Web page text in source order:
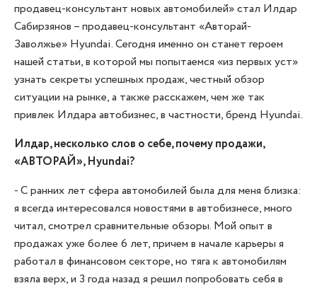
продавец-консультант новых автомобилей» стал Илдар
Сабирзянов – продавец-консультант «Авторай-
Заволжье» Hyundai. Сегодня именно он станет героем
нашей статьи, в которой мы попытаемся «из первых уст»
узнать секреты успешных продаж, честный обзор
ситуации на рынке, а также расскажем, чем же так
привлек Илдара автобизнес, в частности, бренд Hyundai.
Илдар, несколько слов о себе, почему продажи,
«АВТОРАЙ», Hyundai?
- С ранних лет сфера автомобилей была для меня близка:
я всегда интересовался новостями в автобизнесе, много
читал, смотрел сравнительные обзоры. Мой опыт в
продажах уже более 6 лет, причем в начале карьеры я
работал в финансовом секторе, но тяга к автомобилям
взяла верх, и 3 года назад я решил попробовать себя в